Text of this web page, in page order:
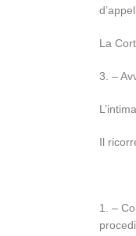
La
3. –
Il
1. –